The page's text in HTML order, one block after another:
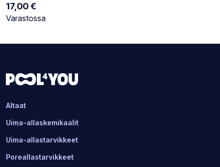
17,00€
Varastotilanne:
Varastossa
Altaat
Uima-allaskemikaalit
Uima-allastarvikkeet
Poreallastarvikkeet